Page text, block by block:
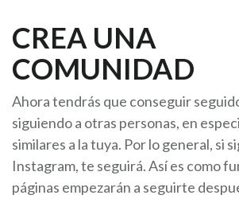
CREA UNA
COMUNIDAD
Ahora tendrás que conseguir
siguiendo a otras personas, en
similares a la tuya. Por lo general, si
Instagram, te seguirá. Así es como
páginas empezarán a seguirte